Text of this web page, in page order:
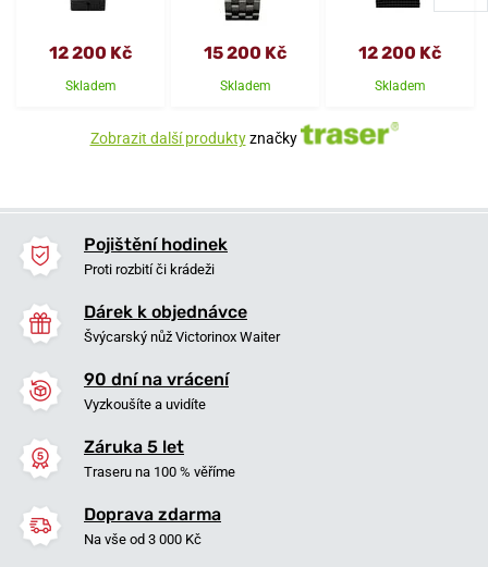
12 200 Kč
Skladem
15 200 Kč
Skladem
12 200 Kč
Skladem
Zobrazit další produktyznačky
Pojištění hodinek
Proti rozbití či krádeži
Dárek k objednávce
Švýcarský nůž Victorinox Waiter
90 dní na vrácení
Vyzkoušíte a uvidíte
Záruka 5 let
Traseru na 100 % věříme
Doprava zdarma
Na vše od 3 000 Kč